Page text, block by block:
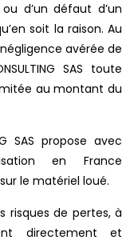
d’un défaut d’un
soit la raison. Au
avérée de
SAS toute
au montant du
SAS propose avec
en France
le matériel loué.
risques de pertes, à
directement et